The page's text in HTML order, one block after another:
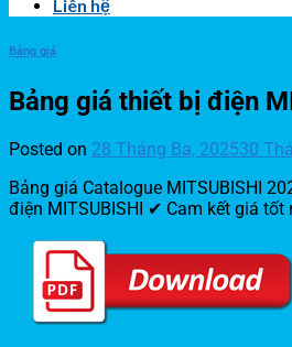
Liên hệ
Bảng giá
Bảng giá thiết bị điện
Posted on 28 Tháng Ba, 202530
Bảng giá Catalogue MITSUBISHI
điện MITSUBISHI ✔ Cam kết giá tốt